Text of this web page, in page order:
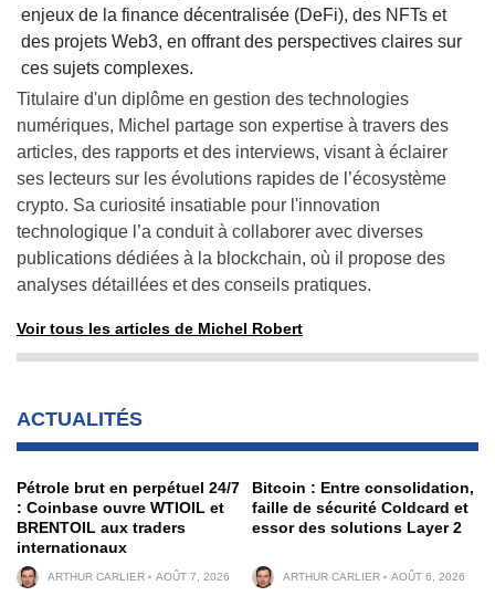
enjeux de la finance décentralisée (DeFi), des NFTs et
des projets Web3, en offrant des perspectives claires sur
ces sujets complexes.
Titulaire d'un diplôme en gestion des technologies
numériques, Michel partage son expertise à travers des
articles, des rapports et des interviews, visant à éclairer
ses lecteurs sur les évolutions rapides de l’écosystème
crypto. Sa curiosité insatiable pour l'innovation
technologique l’a conduit à collaborer avec diverses
publications dédiées à la blockchain, où il propose des
analyses détaillées et des conseils pratiques.
Voir tous les articles de Michel Robert
ACTUALITÉS
Pétrole brut en perpétuel 24/7
: Coinbase ouvre WTIOIL et
BRENTOIL aux traders
internationaux
ARTHUR CARLIER AOÛT 7, 2026
Bitcoin : Entre consolidation,
faille de sécurité Coldcard et
essor des solutions Layer 2
ARTHUR CARLIER AOÛT 6, 2026